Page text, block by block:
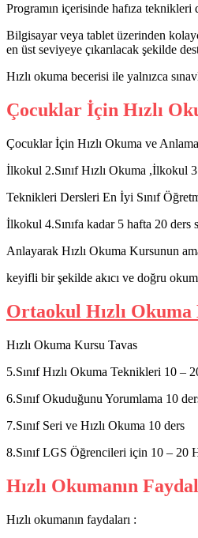
Programın içerisinde hafıza teknikleri
Bilgisayar veya tablet üzerinden
en üst seviyeye çıkarılacak şekilde
Hızlı okuma becerisi ile yalnızca
Çocuklar İçin Hızlı
Çocuklar İçin Hızlı Okuma ve
İlkokul 2.Sınıf Hızlı Okuma ,İlkokul
Teknikleri Dersleri En İyi Sınıf
İlkokul 4.Sınıfa kadar 5 hafta 20
Anlayarak Hızlı Okuma Kursunun
keyifli bir şekilde akıcı ve doğru
Ortaokul Hızlı
Hızlı Okuma Kursu Tavas
5.Sınıf Hızlı Okuma Teknikleri 10 –
6.Sınıf Okuduğunu Yorumlama 10
7.Sınıf Seri ve Hızlı Okuma 10 ders
8.Sınıf LGS Öğrencileri için 10 – 20
Hızlı Okumanın
Hızlı okumanın faydaları :